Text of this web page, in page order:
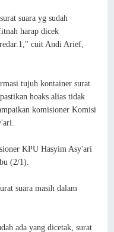
suara yg sudah
harap dicek
cuit Andi Arief,
tujuh kontainer surat
hoaks alias tidak
komisioner Komisi
KPU Hasyim Asy'ari
(2/1).
suara masih dalam
ada yang dicetak, surat